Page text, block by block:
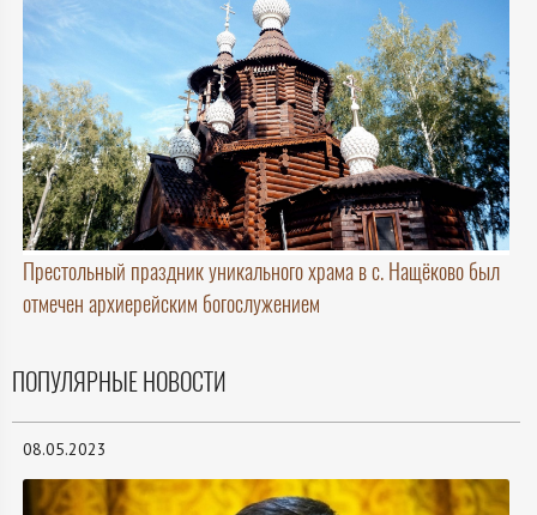
Престольный праздник уникального храма в с. Нащёково был
отмечен архиерейским богослужением
ПОПУЛЯРНЫЕ НОВОСТИ
08.05.2023